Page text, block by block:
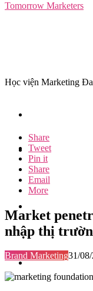
Tomorrow Marketers
Học viện Marketing
Share
Tweet
Pin it
Share
Email
More
Market
nhập thị
Brand Marketing31/